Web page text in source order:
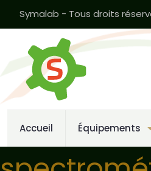
Symalab - Tous droits
Accueil Équipements